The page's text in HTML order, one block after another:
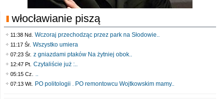
włocławianie piszą
11:38 Nd. Wczoraj przechodząc przez park na Słodowie..
11:17 Śr. Wszystko umiera
07:23 Śr. z gniazdami ptaków Na żytniej obok..
12:47 Pt. Czytaliście już :..
05:15 Cz. ..
07:13 Wt. PO politologii . PO remontowcu Wojtkowskim mamy..